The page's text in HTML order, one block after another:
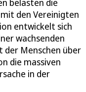
den Vereinigten
entwickelt sich
wachsenden
der Menschen über
die massiven
in der